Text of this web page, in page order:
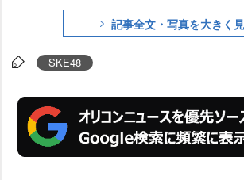
れるほか、お気に入りのメンバー
が写っているフレームで写真を撮
ることができる。
記事全文・写真を大きく
SKE48